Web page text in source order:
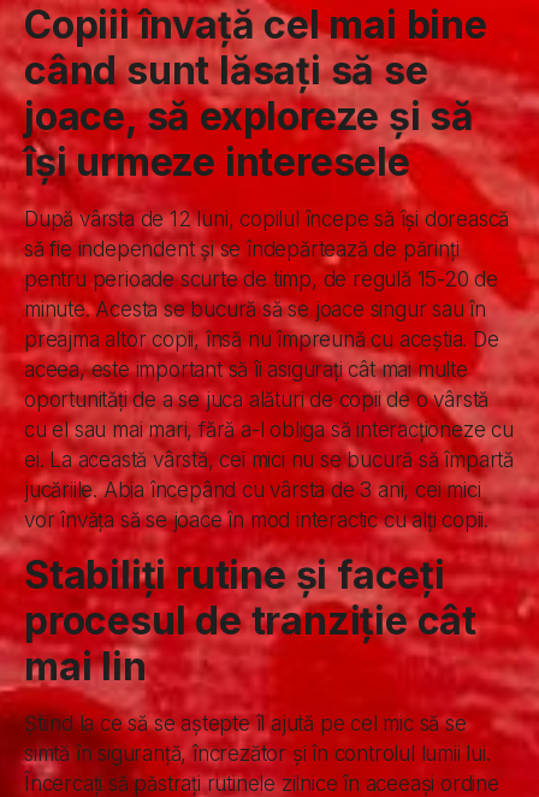
Copiii învață cel mai bine
când sunt lăsați să se
joace, să exploreze și să
își urmeze interesele
După vârsta de 12 luni, copilul începe să își dorească
să fie independent și se îndepărtează de părinți
pentru perioade scurte de timp, de regulă 15-20 de
minute. Acesta se bucură să se joace singur sau în
preajma altor copii, însă nu împreună cu aceștia. De
aceea, este important să îi asigurați cât mai multe
oportunități de a se juca alături de copii de o vârstă
cu el sau mai mari, fără a-l obliga să interacționeze cu
ei. La această vârstă, cei mici nu se bucură să împartă
jucăriile. Abia începând cu vârsta de 3 ani, cei mici
vor învăța să se joace în mod interactic cu alți copii.
Stabiliți rutine și faceți
procesul de tranziție cât
mai lin
Știind la ce să se aștepte îl ajută pe cel mic să se
simtă în siguranță, încrezător și în controlul lumii lui.
Încercați să păstrați rutinele zilnice în aceeași ordine